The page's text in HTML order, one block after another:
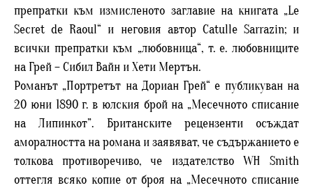
препратки към измисленото заглавие на книгата „Le
Secret de Raoul“ и неговия автор Catulle Sarrazin; и
всички препратки към „любовница“, т. е. любовниците
на Грей – Сибил Вайн и Хети Мертън.
Романът „Портретът на Дориан Грей“ е публикуван на
20 юни 1890 г. в юлския брой на „Месечното списание
на Липинкот”. Британските рецензенти осъждат
аморалността на романа и заявяват, че съдържанието е
толкова противоречиво, че издателство WH Smith
оттегля всяко копие от броя на „Месечното списание